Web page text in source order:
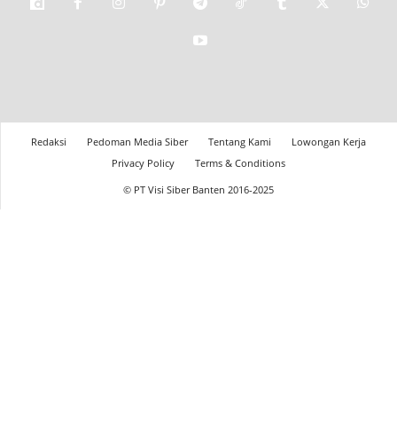
Redaksi Pedoman Media Siber Tentang Kami
Lowongan Kerja
Privacy Policy
Terms & Conditions
© PT Visi Siber Banten 2016-2025